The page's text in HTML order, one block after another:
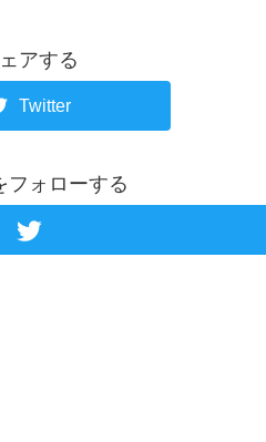
アする
Twitter
フォローする